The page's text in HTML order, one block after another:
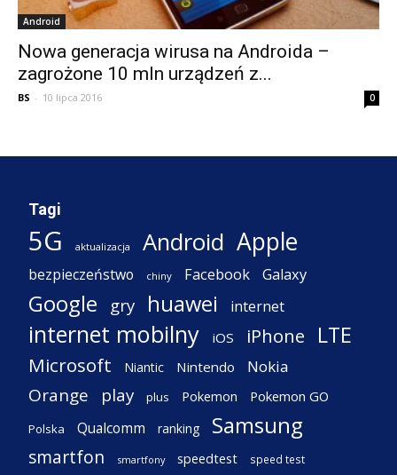
Android
Nowa generacja wirusa na Androida –
zagrożone 10 mln urządzeń z...
BS - 10 lipca 2016 0
Tagi
5G aktualizacja Android Apple
bezpieczeństwo chiny Facebook Galaxy
Google gry huawei internet
internet mobilny iOS iPhone LTE
Microsoft Niantic Nintendo Nokia
Orange play plus Pokemon Pokemon GO
Polska Qualcomm ranking Samsung
smartfon smartfony speedtest speed test